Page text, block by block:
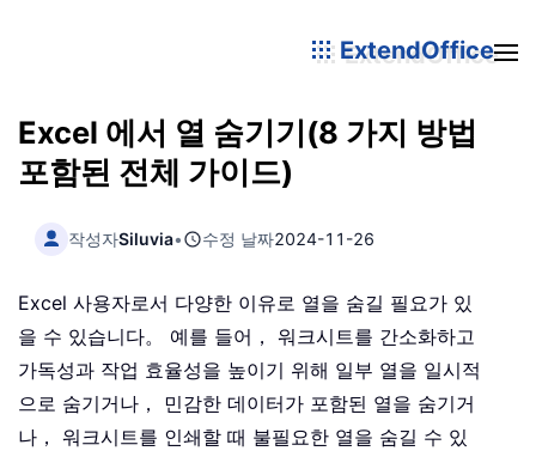
ExtendOffice
Excel 에서 열 숨기기(8 가지 방법
포함된 전체 가이드)
작성자Siluvia• 수정 날짜2024-11-26
Excel 사용자로서 다양한 이유로 열을 숨길 필요가 있
을 수 있습니다。 예를 들어， 워크시트를 간소화하고
가독성과 작업 효율성을 높이기 위해 일부 열을 일시적
으로 숨기거나， 민감한 데이터가 포함된 열을 숨기거
나， 워크시트를 인쇄할 때 불필요한 열을 숨길 수 있